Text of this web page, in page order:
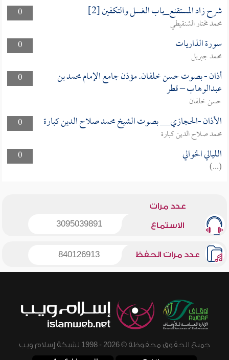
0
شرح زاد المستقنع_باب الغسل والتكفين [2]
محمد مختار الشنقيطي
0
سورة الذاريات
محمد جبريل
0
أذان - بصوت حسن خلفان. مؤذن جامع الإمام محمد بن
عبدالوهاب – قطر
حسن خلفان
0
الأذان -الحجازي__ بصوت الشيخ محمد صلاح الدين كبارة
محمد صلاح الدين كبارة
0
الليالي الخوالي
(...)
عدد مرات
الاستماع 3095039891
عدد مرات الحفظ 840126913
جميع الحقوق محفوظة © 2026 - 1998 لشبكة إسلام ويب